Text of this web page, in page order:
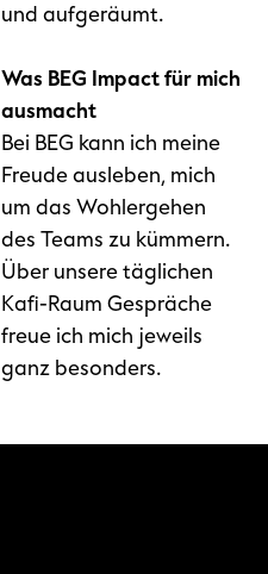
und aufgeräumt.
Was BEG Impact für mich
ausmacht
Bei BEG kann ich meine
Freude ausleben, mich
um das Wohlergehen
des Teams zu kümmern.
Über unsere täglichen
Kafi-Raum Gespräche
freue ich mich jeweils
ganz besonders.